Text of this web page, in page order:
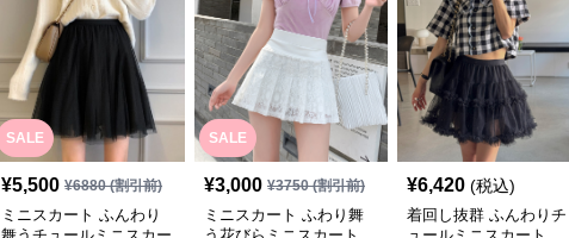
SALE
¥5,500 ¥6880(割引前)
ミニスカート ふんわり
SALE
¥3,000 ¥3750(割引前)
ミニスカート ふわり舞
¥6,420 (税込)
着回し抜群 ふんわりチ